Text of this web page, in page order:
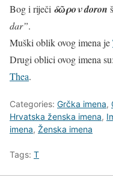
Bog i riječi δῶρονdoron
dar”.
Muški oblik ovog imena je
Drugi oblici ovog imena su:
Thea.
Categories: Grčka imena,
Hrvatska ženska imena,
imena, Ženska imena
Tags: T